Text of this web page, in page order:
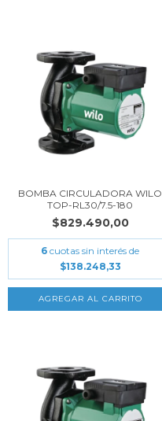
BOMBA CIRCULADORA WILO
TOP-RL30/7.5-180
$829.490,00
6 cuotas sin interés de
$138.248,33